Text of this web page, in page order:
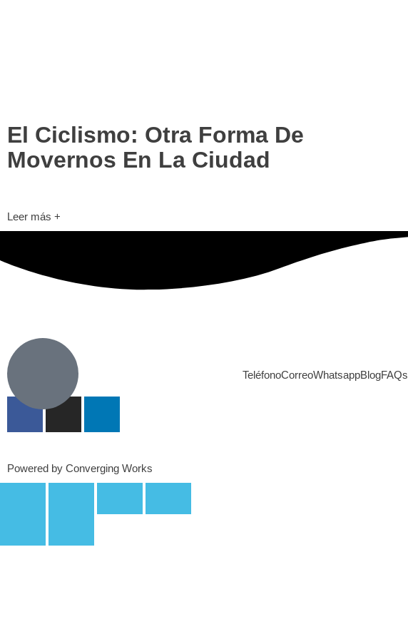
El Ciclismo: Otra Forma De
Movernos En La Ciudad
Leer más +
TeléfonoCorreoWhatsappBlogFAQs
Powered by Converging Works